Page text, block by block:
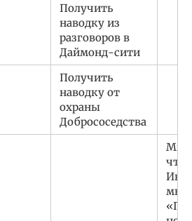
Получить
наводку из
разговоров в
Даймонд-сити
Получить
наводку от
охраны
Добрососедства
Мне
что
мне